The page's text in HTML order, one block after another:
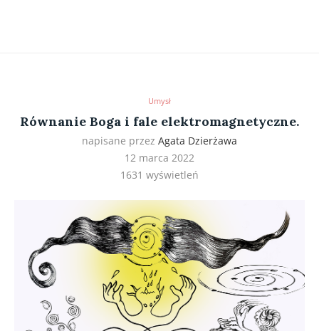
Umysł
Równanie Boga i fale elektromagnetyczne.
napisane przez Agata Dzierżawa
12 marca 2022
1631 wyświetleń